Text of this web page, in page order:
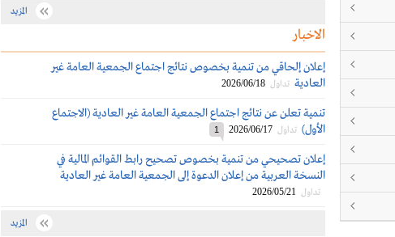
المزيد
الاخبار
إعلان إلحاقي من تنمية بخصوص نتائج اجتماع الجمعية العامة غير
العادية تداول 2026/06/18
تنمية تعلن عن نتائج اجتماع الجمعية العامة غير العادية (الاجتماع
الأول) تداول 2026/06/17
1
إعلان تصحيحي من تنمية بخصوص تصحيح رابط القوائم المالية في
النسخة العربية من إعلان الدعوة إلى الجمعية العامة غير العادية
تداول 2026/05/21
المزيد